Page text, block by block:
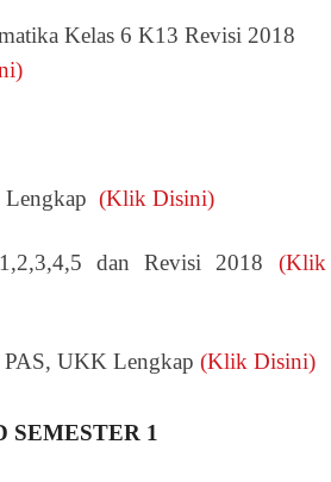
Kelas 6 K13 Revisi 2018
Lengkap(Klik Disini)
dan Revisi 2018 (Klik
PAS, UKK Lengkap(Klik Disini)
SEMESTER 1